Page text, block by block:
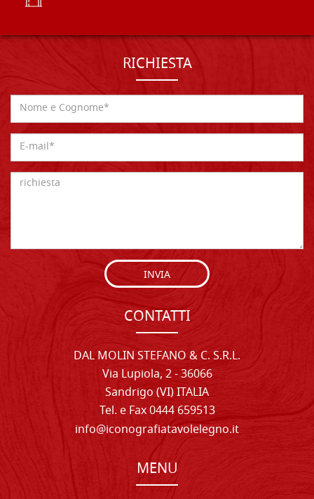
RICHIESTA
INVIA
CONTATTI
DAL MOLIN STEFANO & C. S.R.L.
Via Lupiola, 2 - 36066
Sandrigo (VI) ITALIA
Tel. e Fax 0444 659513
info@iconografiatavolelegno.it
MENU